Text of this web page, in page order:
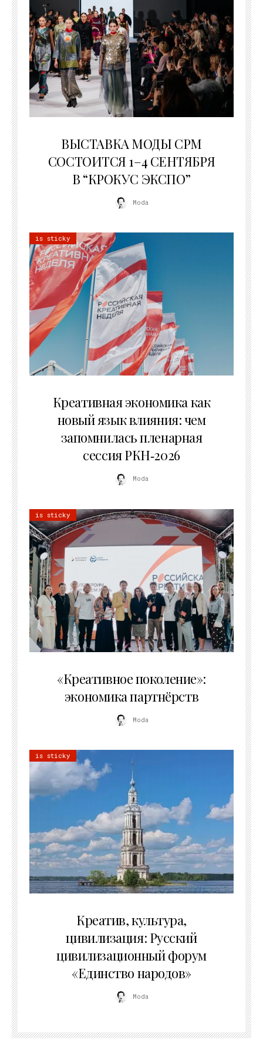
ВЫСТАВКА МОДЫ CPM
СОСТОИТСЯ 1–4 СЕНТЯБРЯ
В “КРОКУС ЭКСПО”
Moda
is sticky
Креативная экономика как
новый язык влияния: чем
запомнилась пленарная
сессия РКН‑2026
Moda
is sticky
«Креативное поколение»:
экономика партнёрств
Moda
is sticky
Креатив, культура,
цивилизация: Русский
цивилизационный форум
«Единство народов»
Moda